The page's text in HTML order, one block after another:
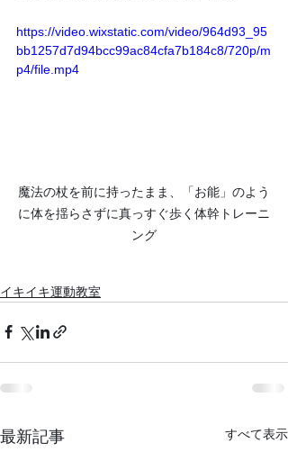
https://video.wixstatic.com/video/964d93_95
bb1257d7d94bcc99ac84cfa7b184c8/720p/m
p4/file.mp4
魔法の杖を前に持ったまま、「お能」のよう
に体を揺らさずに真っすぐ歩く体幹トレーニ
ング
イキイキ運動教室
最新記事 すべて表示